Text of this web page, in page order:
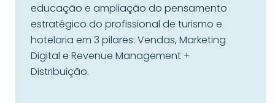
educação e ampliação do pensamento
estratégico do profissional de turismo e
hotelaria em 3 pilares: Vendas, Marketing
Digital e Revenue Management +
Distribuição.